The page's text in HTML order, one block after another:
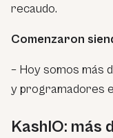
recaudo.
Comenzaron
– Hoy somos más
y programadores
KashIO: más